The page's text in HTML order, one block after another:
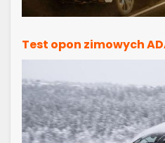
Test opon zimowych